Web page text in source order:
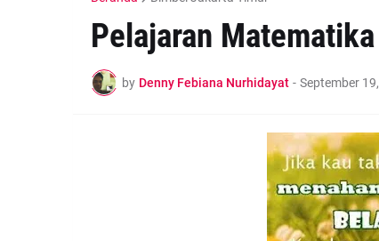
Pelajaran
by Denny Febiana Nurhidayat - September